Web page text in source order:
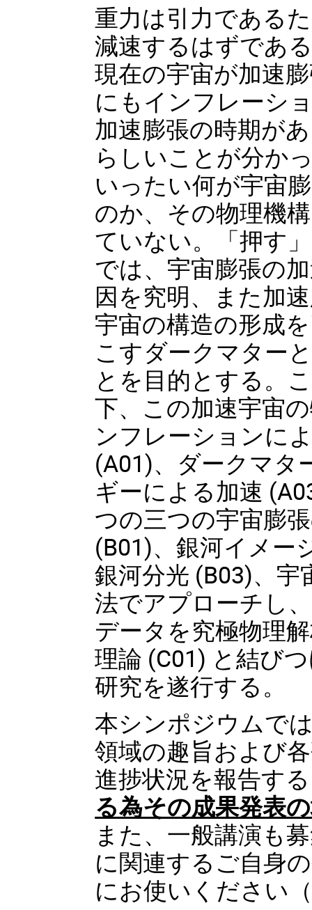
重力は引力である
減速するはずであ
現在の宇宙が加速
にもインフレーシ
加速膨張の時期が
らしいことが分か
いったい何が宇宙
のか、その物理機
ていない。「押す
では、宇宙膨張の
因を究明、また加
宇宙の構造の形成
こすダークマター
とを目的とする。
下、この加速宇宙
ンフレーションに
(A01)、ダークマタ
ギーによる加速
つの三つの宇宙膨
(B01)、銀河イメー
銀河分光 (B03)、
法でアプローチし
データを究極物理
理論 (C01) と結び
研究を遂行する。
本シンポジウムで
領域の趣旨および
進捗状況を報告す
る為その成果発表
また、一般講演も
に関連するご自身
にお使いください